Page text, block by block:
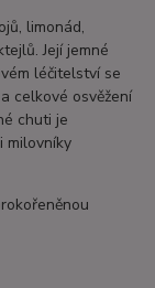
limonád,
Její jemné
léčitelství se
celkové osvěžení
chuti je
milovníky